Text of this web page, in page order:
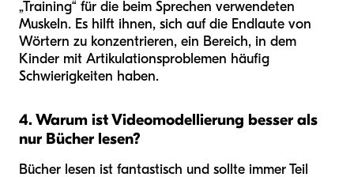
„Training“ für die beim Sprechen verwendeten
Muskeln. Es hilft ihnen, sich auf die Endlaute von
Wörtern zu konzentrieren, ein Bereich, in dem
Kinder mit Artikulationsproblemen häufig
Schwierigkeiten haben.
4. Warum ist Videomodellierung besser als
nur Bücher lesen?
Bücher lesen ist fantastisch und sollte immer Teil